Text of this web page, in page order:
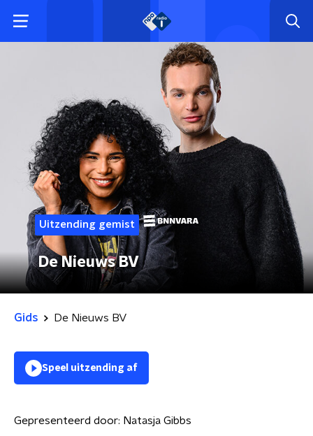
Uitzending gemist
De Nieuws BV
Gids De Nieuws BV
Speel uitzending af
Gepresenteerd door: Natasja Gibbs